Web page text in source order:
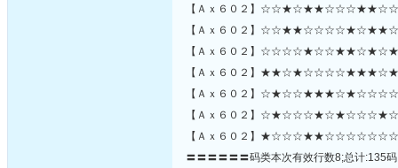
【Ａｘ６０２】
【Ａｘ６０２】
【Ａｘ６０２】
【Ａｘ６０２】
【Ａｘ６０２】
【Ａｘ６０２】
【Ａｘ６０２】
〓〓〓〓〓〓码类本次有效行数8;总计:135